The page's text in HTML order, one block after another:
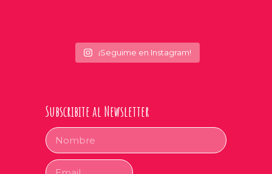
¡Seguime en Instagram!
Subscribite al Newsletter